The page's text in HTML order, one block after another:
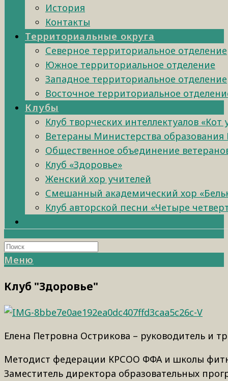
История
Контакты
Территориальные округа
Северное территориальное отделение
Южное территориальное отделение
Западное территориальное отделение
Восточное территориальное
Клубы
Клуб творческих интеллектуалов «Кот
Ветераны Министерства образования
Общественное объединение
Клуб «Здоровье»
Женский хор учителей
Смешанный академический хор
Клуб авторской песни «Четыре
Меню
Клуб "Здоровье"
Елена Петровна Острикова – руководитель и
Методист федерации КРСОО ФФА и школы
Заместитель директора образовательных